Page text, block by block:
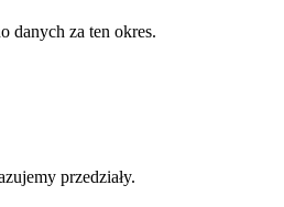
danych za ten okres.
przedziały.